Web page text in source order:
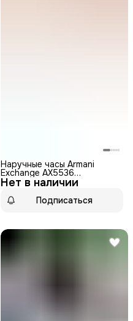
Нет в наличии
Наручные часы Armani
Exchange AX5536
кварцевые,
водонепроницаемые
Подписаться